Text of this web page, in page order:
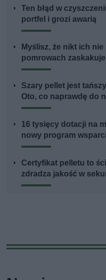
Ten błąd w
portfel i grozi awarią
Myślisz, że nikt ich
pomrowach zaskakuje
Szary pellet jest
Oto, co naprawdę do
16 tysięcy dotacji na
nowy program
Certyfikat pelletu to
zdradza jakość w